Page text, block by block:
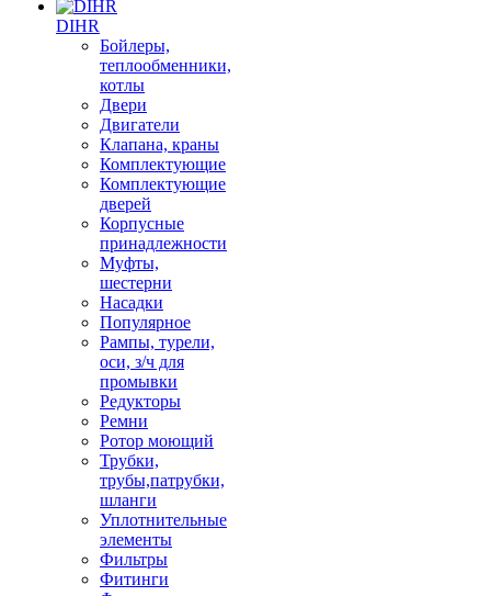
DIHR
Бойлеры,
теплообменники,
котлы
Двери
Двигатели
Клапана, краны
Комплектующие
Комплектующие
дверей
Корпусные
принадлежности
Муфты,
шестерни
Насадки
Популярное
Рампы, турели,
оси, з/ч для
промывки
Редукторы
Ремни
Ротор моющий
Трубки,
трубы,патрубки,
шланги
Уплотнительные
элементы
Фильтры
Фитинги